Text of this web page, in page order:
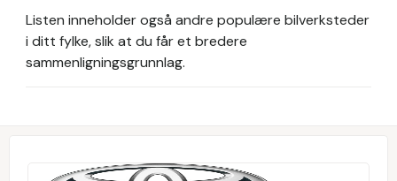
Listen inneholder også andre populære bilverksteder
i ditt fylke, slik at du får et bredere
sammenligningsgrunnlag.